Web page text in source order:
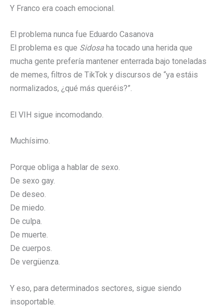
Y Franco era coach emocional.
El problema nunca fue Eduardo Casanova
El problema es que Sidosa ha tocado una herida que
mucha gente prefería mantener enterrada bajo toneladas
de memes, filtros de TikTok y discursos de “ya estáis
normalizados, ¿qué más queréis?”.
El VIH sigue incomodando.
Muchísimo.
Porque obliga a hablar de sexo.
De sexo gay.
De deseo.
De miedo.
De culpa.
De muerte.
De cuerpos.
De vergüenza.
Y eso, para determinados sectores, sigue siendo
insoportable.